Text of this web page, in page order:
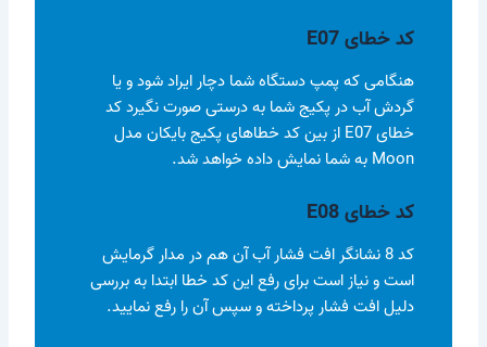
کد خطای E07
هنگامی که پمپ دستگاه شما دچار ایراد شود و یا
گردش آب در پکیج شما به درستی صورت نگیرد کد
خطای E07 از بین کد خطاهای پکیج بایکان مدل
Moon به شما نمایش داده خواهد شد.
کد خطای E08
کد 8 نشانگر افت فشار آب آن هم در مدار گرمایش
است و نیاز است برای رفع این کد خطا ابتدا به بررسی
دلیل افت فشار پرداخته و سپس آن را رفع نمایید.